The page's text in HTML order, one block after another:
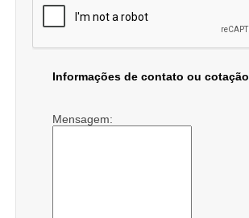
Informações de contato ou cotação
Mensagem: